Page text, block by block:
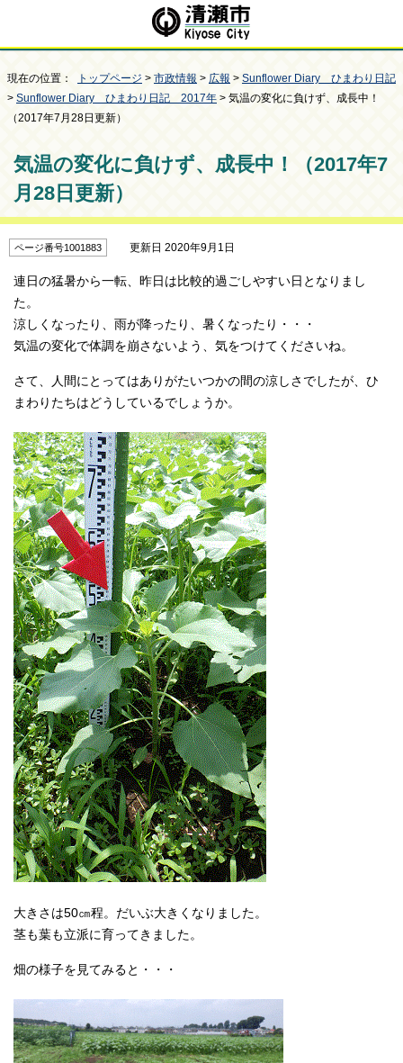
現在の位置： トップページ > 市政情報 > 広報 > Sunflower Diary ひまわり日記
> Sunflower Diary ひまわり日記 2017年 > 気温の変化に負けず、成長中！
（2017年7月28日更新）
気温の変化に負けず、成長中！（2017年7
月28日更新）
ページ番号1001883 更新日 2020年9月1日
連日の猛暑から一転、昨日は比較的過ごしやすい日となりまし
た。
涼しくなったり、雨が降ったり、暑くなったり・・・
気温の変化で体調を崩さないよう、気をつけてくださいね。
さて、人間にとってはありがたいつかの間の涼しさでしたが、ひ
まわりたちはどうしているでしょうか。
大きさは50㎝程。だいぶ大きくなりました。
茎も葉も立派に育ってきました。
畑の様子を見てみると・・・